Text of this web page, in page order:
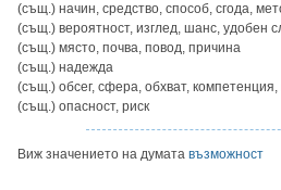
(същ.) начин, средство, способ, сгода,
(същ.) вероятност, изглед, шанс, удобен
(същ.) място, почва, повод, причина
(същ.) надежда
(същ.) обсег, сфера, обхват,
(същ.) опасност, риск
Виж значението на думата възможност